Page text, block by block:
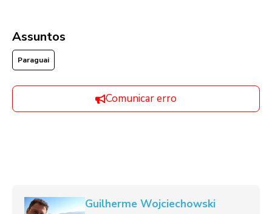
Assuntos
Paraguai
Comunicar erro
Guilherme Wojciechowski